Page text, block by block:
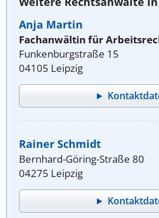
Anja Martin
Fachanwältin für
Funkenburgstraße 15
04105 Leipzig
Rainer Schmidt
Bernhard-Göring-Straße 80
04275 Leipzig